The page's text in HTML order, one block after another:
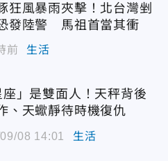
狂風暴雨夾擊！北台灣剉
發陸警 馬祖首當其衝
前 生活
座」是雙面人！天秤背後
、天蠍靜待時機復仇
08 14:01 生活